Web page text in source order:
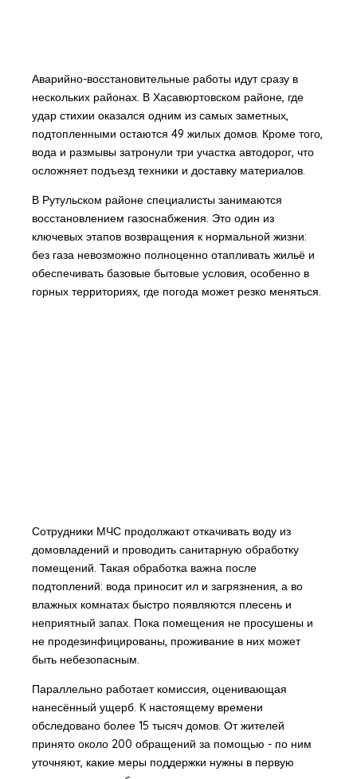
Аварийно-восстановительные работы идут сразу в
нескольких районах. В Хасавюртовском районе, где
удар стихии оказался одним из самых заметных,
подтопленными остаются 49 жилых домов. Кроме того,
вода и размывы затронули три участка автодорог, что
осложняет подъезд техники и доставку материалов.
В Рутульском районе специалисты занимаются
восстановлением газоснабжения. Это один из
ключевых этапов возвращения к нормальной жизни:
без газа невозможно полноценно отапливать жильё и
обеспечивать базовые бытовые условия, особенно в
горных территориях, где погода может резко меняться.
Сотрудники МЧС продолжают откачивать воду из
домовладений и проводить санитарную обработку
помещений. Такая обработка важна после
подтоплений: вода приносит ил и загрязнения, а во
влажных комнатах быстро появляются плесень и
неприятный запах. Пока помещения не просушены и
не продезинфицированы, проживание в них может
быть небезопасным.
Параллельно работает комиссия, оценивающая
нанесённый ущерб. К настоящему времени
обследовано более 15 тысяч домов. От жителей
принято около 200 обращений за помощью - по ним
уточняют, какие меры поддержки нужны в первую